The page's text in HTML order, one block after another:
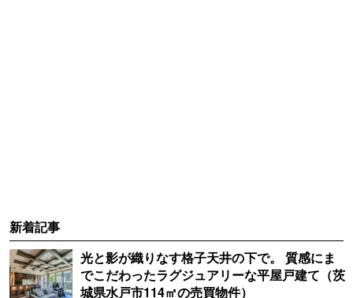
新着記事
光と影が織りなす格子天井の下で。 質感にま
でこだわったラグジュアリーな平屋戸建て（茨
城県水戸市114㎡の売買物件）